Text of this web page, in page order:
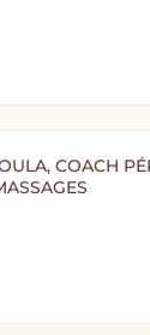
COACH